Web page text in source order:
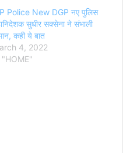
Police New DGP नए पुलिस
सुधीर सक्सेना ने संभाली
कही ये बात
4, 2022
"HOME"